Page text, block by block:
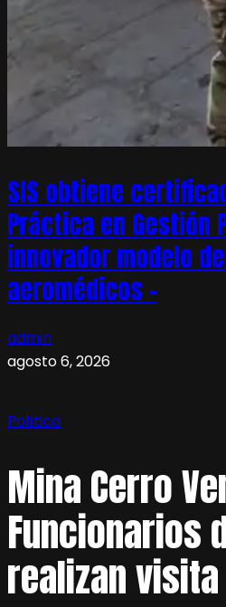
SIS obtiene
Práctica en Gestión
innovador modelo
aeromédicos –
admin
agosto 6, 2026
Política
Mina Cerro
Funcionarios
realizan visita